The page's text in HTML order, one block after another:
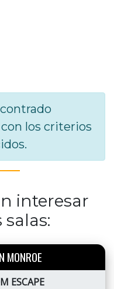
los criterios
interesar
salas:
MONROE
ESCAPE